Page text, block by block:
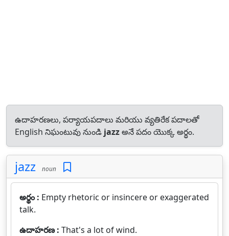
ఉదాహరణలు, పర్యాయపదాలు మరియు వ్యతిరేక పదాలతో
English నిఘంటువు నుండి jazzఅనే పదం యొక్క అర్థం.
jazz noun
అర్థం : Empty rhetoric or insincere or exaggerated
talk.
ఉదాహరణ : That's a lot of wind.